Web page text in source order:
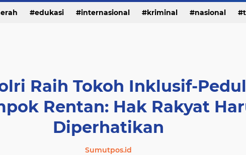
edukasi internasional kriminal nasional
Raih Tokoh Inklusif-
Rentan: Hak Rakyat
Diperhatikan
Sumutpos.id